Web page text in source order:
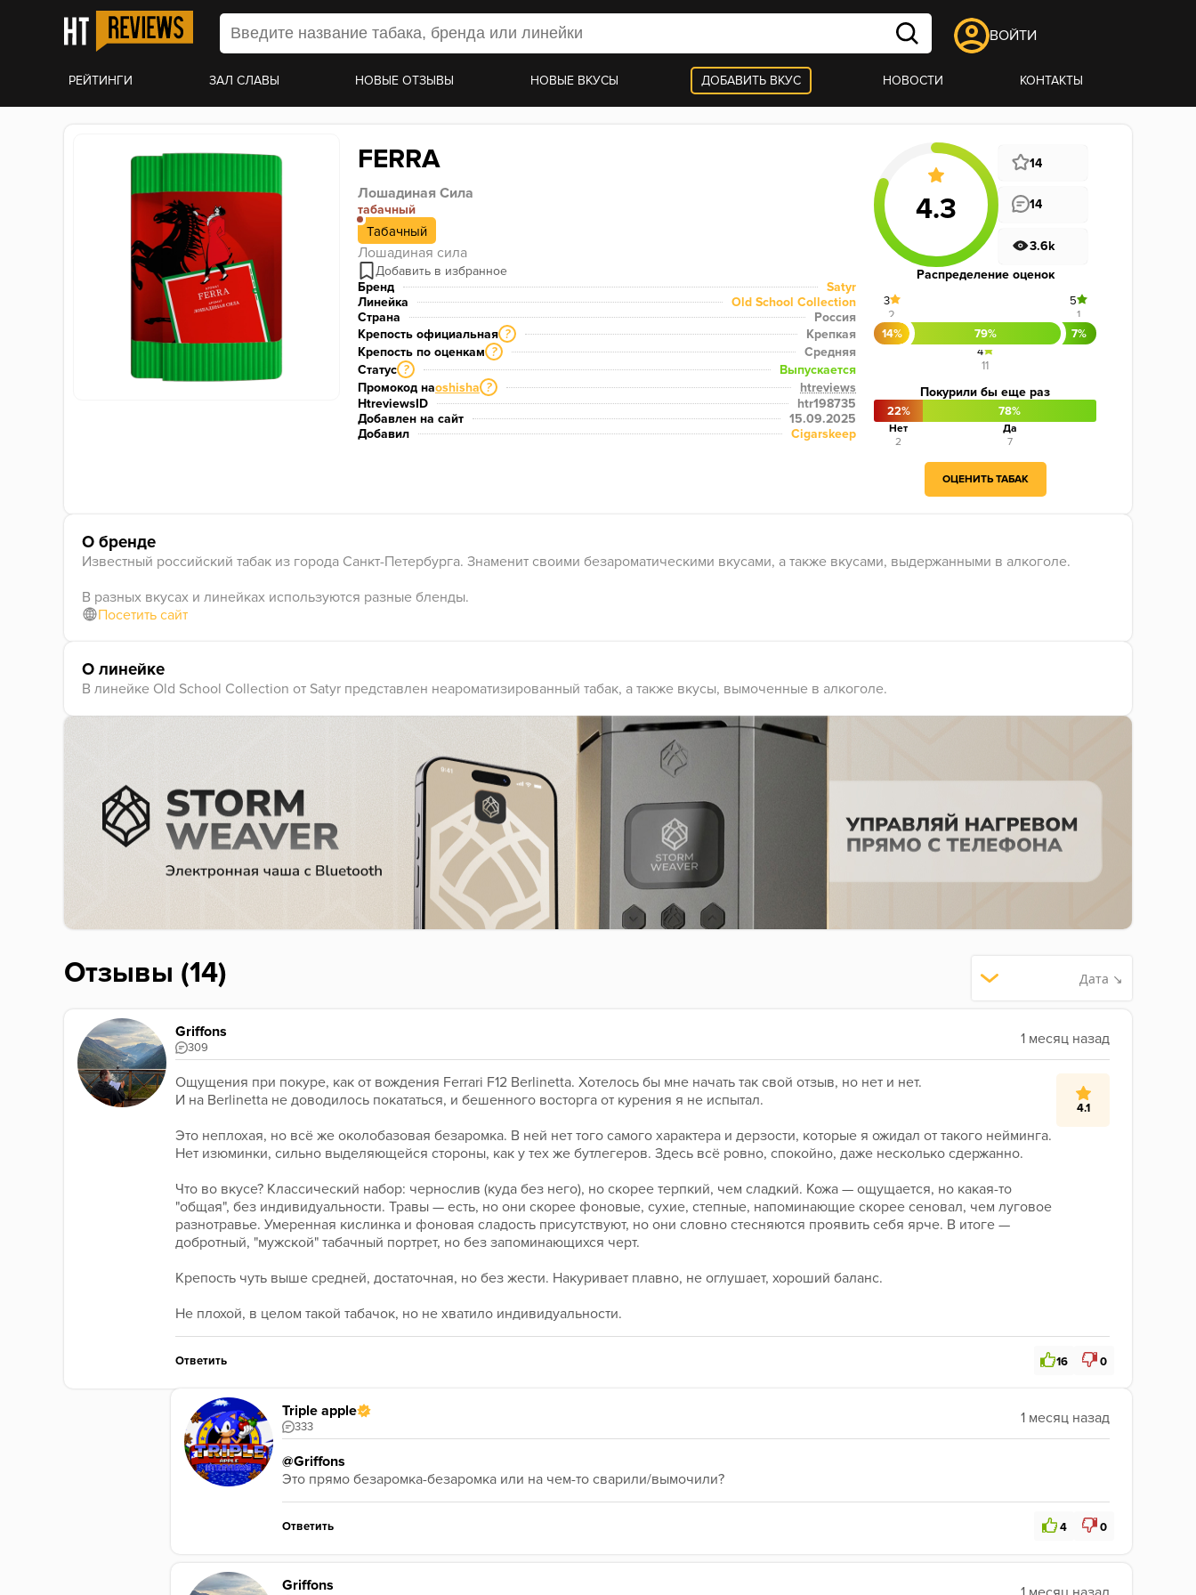
ВОЙТИ
РЕЙТИНГИ ЗАЛ СЛАВЫ НОВЫЕ ОТЗЫВЫ НОВЫЕ ВКУСЫ ДОБАВИТЬ ВКУС НОВОСТИ КОНТАКТЫ
FERRA
Лошадиная Сила
табачный
Табачный
Лошадиная сила
Бренд
Satyr
Линейка
Old School Collection
Страна
Россия
Крепость официальная ?
Крепкая
Крепость по оценкам ?
Средняя
Статус ?
Выпускается
Промокод наoshisha ?
htreviews
HtreviewsID
htr198735
Добавлен на сайт
15.09.2025
Добавил
Cigarskeep
14
14
3.6k
Распределение оценок
14%
3
2
79%
4
11
7%
5
1
Покурили бы еще раз
22%
Нет
2
78%
Да
7
ОЦЕНИТЬ ТАБАК
О бренде
Известный российский табак из города Санкт-Петербурга. Знаменит своими безароматическими вкусами, а также вкусами, выдержанными в алкоголе.
В разных вкусах и линейках используются разные бленды.
Посетить сайт
О линейке
В линейке Old School Collection от Satyr представлен неароматизированный табак, а также вкусы, вымоченные в алкоголе.
Отзывы (14) Дата ↘
Griffons
309
4.1
Ощущения при покуре, как от вождения Ferrari F12 Berlinetta. Хотелось бы мне начать так свой отзыв, но нет и нет.
И на Berlinetta не доводилось покататься, и бешенного восторга от курения я не испытал.
Это неплохая, но всё же околобазовая безаромка. В ней нет того самого характера и дерзости, которые я ожидал от такого нейминга.
Нет изюминки, сильно выделяющейся стороны, как у тех же бутлегеров. Здесь всё ровно, спокойно, даже несколько сдержанно.
Что во вкусе? Классический набор: чернослив (куда без него), но скорее терпкий, чем сладкий. Кожа — ощущается, но какая-то
"общая", без индивидуальности. Травы — есть, но они скорее фоновые, сухие, степные, напоминающие скорее сеновал, чем луговое
разнотравье. Умеренная кислинка и фоновая сладость присутствуют, но они словно стесняются проявить себя ярче. В итоге —
добротный, "мужской" табачный портрет, но без запоминающихся черт.
Крепость чуть выше средней, достаточная, но без жести. Накуривает плавно, не оглушает, хороший баланс.
Не плохой, в целом такой табачок, но не хватило индивидуальности.
Ответить 16 0
Triple apple
333
@Griffons
Это прямо безаромка-безаромка или на чем-то сварили/вымочили?
Ответить 4 0
Griffons